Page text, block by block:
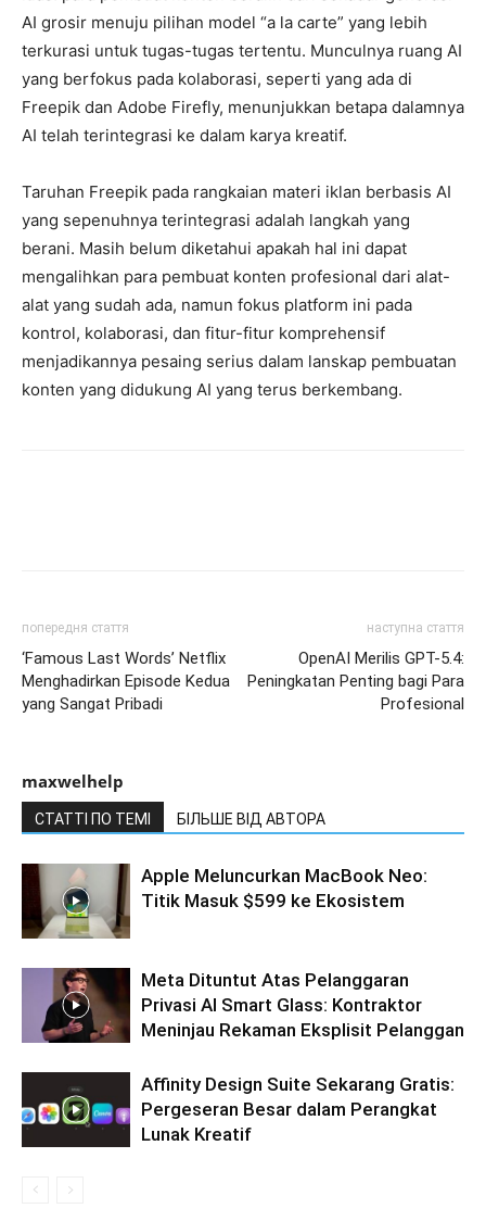
AI grosir menuju pilihan model “a la carte” yang lebih
terkurasi untuk tugas-tugas tertentu. Munculnya ruang AI
yang berfokus pada kolaborasi, seperti yang ada di
Freepik dan Adobe Firefly, menunjukkan betapa dalamnya
AI telah terintegrasi ke dalam karya kreatif.
Taruhan Freepik pada rangkaian materi iklan berbasis AI
yang sepenuhnya terintegrasi adalah langkah yang
berani. Masih belum diketahui apakah hal ini dapat
mengalihkan para pembuat konten profesional dari alat-
alat yang sudah ada, namun fokus platform ini pada
kontrol, kolaborasi, dan fitur-fitur komprehensif
menjadikannya pesaing serius dalam lanskap pembuatan
konten yang didukung AI yang terus berkembang.
попередня стаття
‘Famous Last Words’ Netflix
Menghadirkan Episode Kedua
yang Sangat Pribadi
наступна стаття
OpenAI Merilis GPT-5.4:
Peningkatan Penting bagi Para
Profesional
maxwelhelp
СТАТТІ ПО ТЕМІ БІЛЬШЕ ВІД АВТОРА
Apple Meluncurkan MacBook Neo:
Titik Masuk $599 ke Ekosistem
Meta Dituntut Atas Pelanggaran
Privasi AI Smart Glass: Kontraktor
Meninjau Rekaman Eksplisit Pelanggan
Affinity Design Suite Sekarang Gratis:
Pergeseran Besar dalam Perangkat
Lunak Kreatif